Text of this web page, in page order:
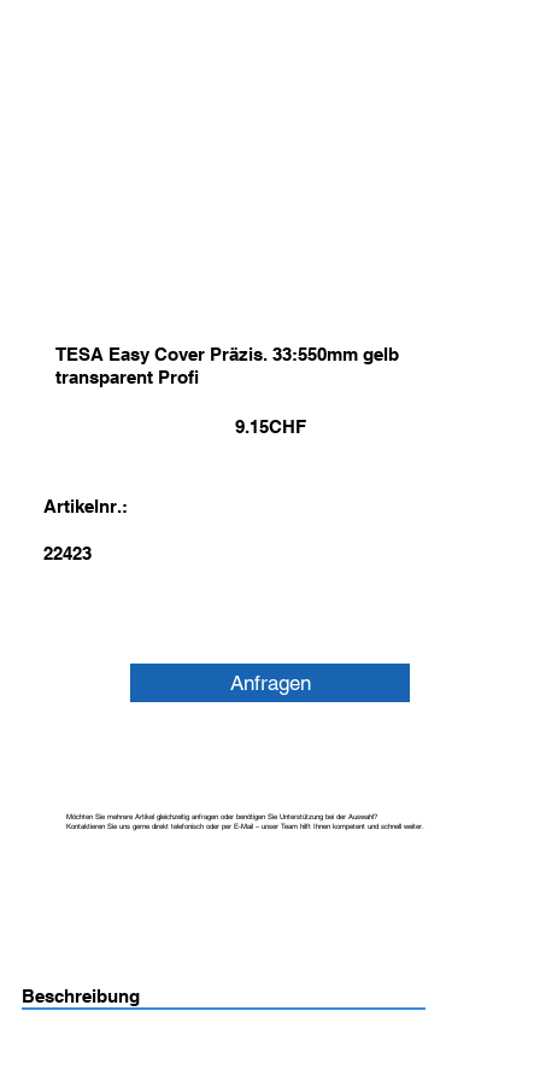
TESA Easy Cover Präzis. 33:550mm gelb
transparent Profi
9.15CHF
Artikelnr.:
22423
Anfragen
Möchten Sie mehrere Artikel gleichzeitig anfragen oder benötigen Sie Unterstützung bei der Auswahl?
Kontaktieren Sie uns gerne direkt telefonisch oder per E-Mail – unser Team hilft Ihnen kompetent und schnell weiter.
Beschreibung